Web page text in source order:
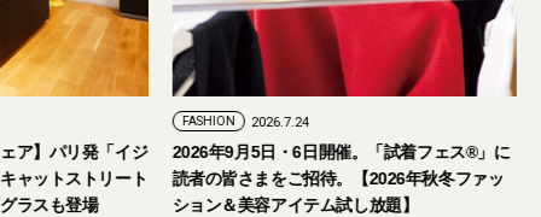
おしゃれな大人のアイウェア】パリ発「イジ
ジ」が国内初の旗艦店をキャットストリート
オープン。日本限定サングラスも登場
2026年9月5日・6日
読者の皆さまをご招待
ション＆美容アイテム